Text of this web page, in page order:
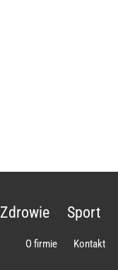
Zdrowie Sport
O firmie Kontakt